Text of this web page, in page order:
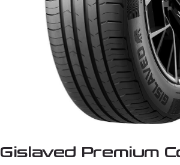
Gislaved Premium